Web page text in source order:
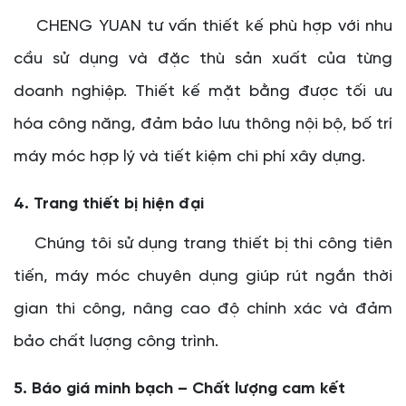
CHENG YUAN tư vấn thiết kế phù hợp với nhu
cầu sử dụng và đặc thù sản xuất của từng
doanh nghiệp. Thiết kế mặt bằng được tối ưu
hóa công năng, đảm bảo lưu thông nội bộ, bố trí
máy móc hợp lý và tiết kiệm chi phí xây dựng.
4. Trang thiết bị hiện đại
Chúng tôi sử dụng trang thiết bị thi công tiên
tiến, máy móc chuyên dụng giúp rút ngắn thời
gian thi công, nâng cao độ chính xác và đảm
bảo chất lượng công trình.
5. Báo giá minh bạch – Chất lượng cam kết